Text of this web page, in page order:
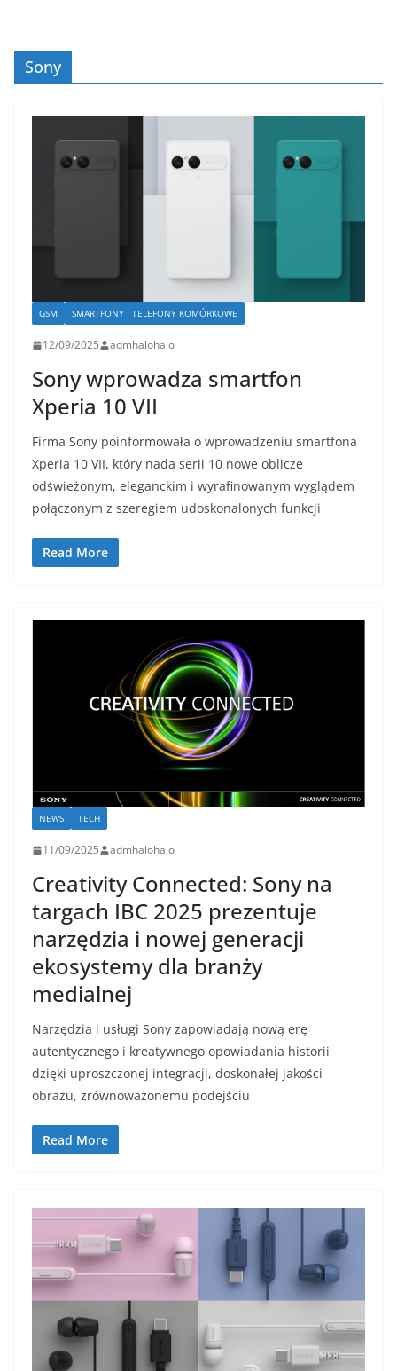
Sony
GSM SMARTFONY I TELEFONY KOMÓRKOWE
12/09/2025 admhalohalo
Sony wprowadza smartfon
Xperia 10 VII
Firma Sony poinformowała o wprowadzeniu smartfona
Xperia 10 VII, który nada serii 10 nowe oblicze
odświeżonym, eleganckim i wyrafinowanym wyglądem
połączonym z szeregiem udoskonalonych funkcji
Read More
NEWS TECH
11/09/2025 admhalohalo
Creativity Connected: Sony na
targach IBC 2025 prezentuje
narzędzia i nowej generacji
ekosystemy dla branży
medialnej
Narzędzia i usługi Sony zapowiadają nową erę
autentycznego i kreatywnego opowiadania historii
dzięki uproszczonej integracji, doskonałej jakości
obrazu, zrównoważonemu podejściu
Read More